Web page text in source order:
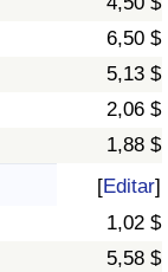
6,50 $
5,13 $
2,06 $
1,88 $
[Editar]
1,02 $
5,58 $